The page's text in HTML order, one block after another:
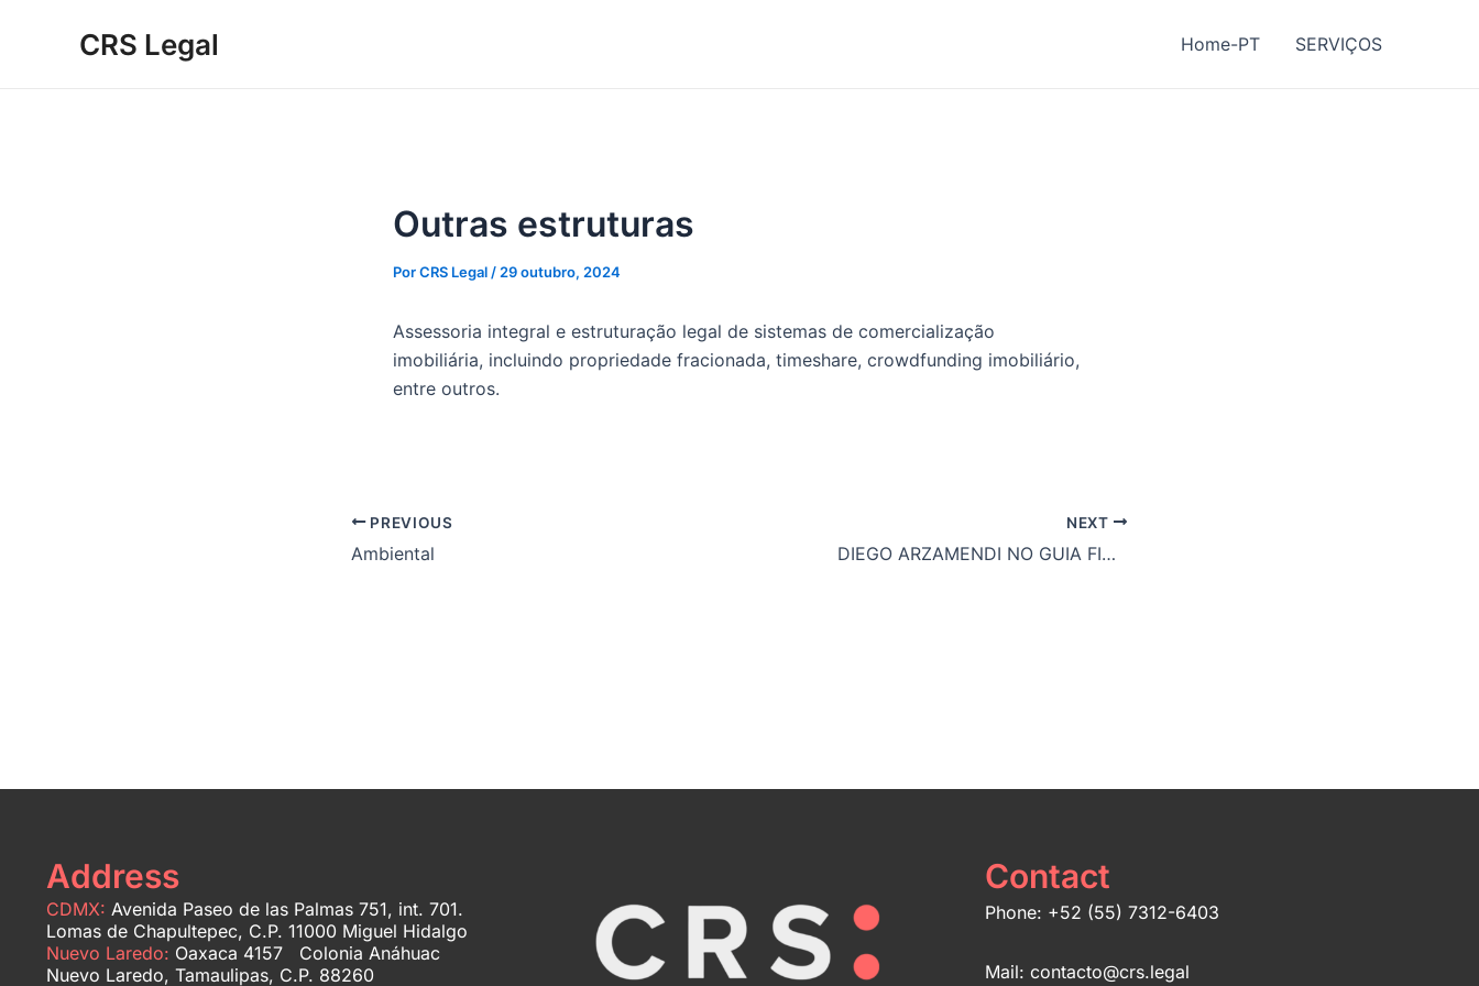
CRS Legal Home-PT SERVIÇOS
Outras estruturas
PorCRS Legal / 29 outubro, 2024
Assessoria integral e estruturação legal de sistemas de comercialização
imobiliária, incluindo propriedade fracionada, timeshare, crowdfunding imobiliário,
entre outros.
PREVIOUS
Ambiental
NEXT
DIEGO ARZAMENDI NO GUIA FINTECH 2026 DA CHAMBERS & PARTNERS
Address
CDMX: Avenida Paseo de las Palmas 751, int. 701.
Lomas de Chapultepec, C.P. 11000 Miguel Hidalgo
Nuevo Laredo: Oaxaca 4157 Colonia Anáhuac
Nuevo Laredo, Tamaulipas, C.P. 88260
Contact
Phone: +52 (55) 7312-6403
Mail: contacto@crs.legal